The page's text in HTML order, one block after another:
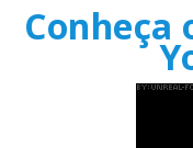
Conheça